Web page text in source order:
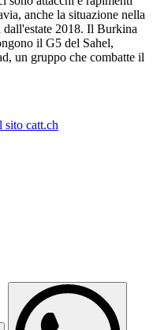
anche la situazione nella
dall'estate 2018. Il Burkina
il G5 del Sahel,
un gruppo che combatte il
sito catt.ch